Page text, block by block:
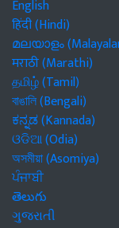
English
हिंदी (Hindi)
മലയാളം
मराठी (Marathi)
தமிழ் (Tamil)
বাঙালি (Bengali)
ಕನ್ನಡ (Kannada)
ଓଡିଆ (Odia)
অসমীয়া (Asomiya)
ਪੰਜਾਬੀ
తెలుగు
ગુજરાતી